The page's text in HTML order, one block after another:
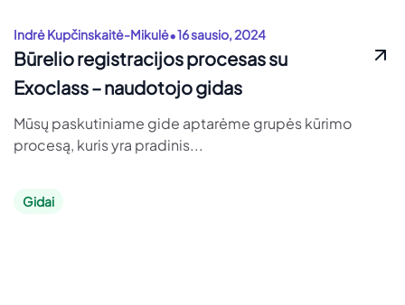
Indrė Kupčinskaitė-Mikulė•16 sausio, 2024
Būrelio registracijos procesas su
Exoclass – naudotojo gidas
Mūsų paskutiniame gide aptarėme grupės kūrimo
procesą, kuris yra pradinis...
Gidai